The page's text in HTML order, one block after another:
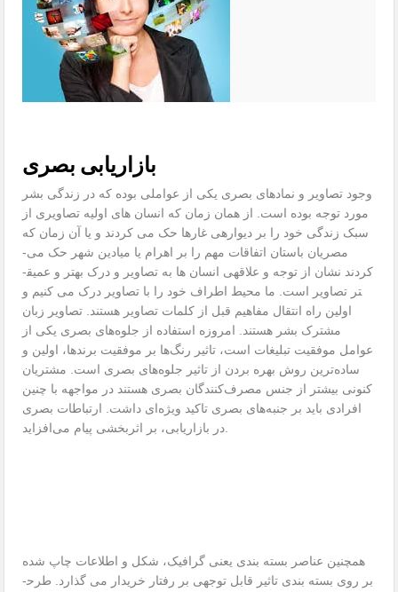
بازاریابی بصری
وجود تصاویر و نمادهای بصری یکی از عواملی بوده که در زندگی بشر
مورد توجه بوده است. از همان زمان که انسان های اولیه تصاویری از
سبک زندگی خود را بر دیواره­ی غارها حک می­ کردند و یا آن زمان که
مصریان باستان اتفاقات مهم را بر اهرام یا میادین شهر حک می­
کردند نشان از توجه و علاقه­ی انسان ها به تصاویر و درک بهتر و عمیق­
تر تصاویر است. ما محیط اطراف خود را با تصاویر درک می ­کنیم و
اولین راه انتقال مفاهیم قبل از کلمات تصاویر هستند. تصاویر زبان
مشترک بشر هستند. امروزه استفاده از جلوه‌های بصری یکی از
عوامل موفقیت تبلیغات است، تاثیر رنگ‌ها بر موفقیت برندها، اولین و
ساده‌ترین روش بهره بردن از تاثیر جلوه‌های بصری است. مشتریان
کنونی بیشتر از جنس مصرف‌کنندگان بصری هستند در مواجهه با چنین
افرادی باید بر جنبه‌های بصری تاکید ویژه‌ای داشت. ارتباطات بصری
همچنین عناصر بسته ­بندی یعنی گرافیک، شکل و اطلاعات چاپ شده
بر روی بسته ­بندی تاثیر قابل توجهی بر رفتار خریدار می­ گذارد. طرح­